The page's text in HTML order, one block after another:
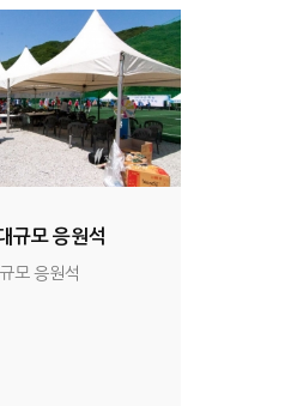
규모 응원석
모 응원석